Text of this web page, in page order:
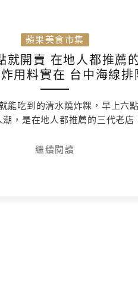
蘋果美食市集
就開賣 在地人都推薦
用料實在 台中海線排
能吃到的清水燒炸粿，早上六
潮，是在地人都推薦的三代老店
繼續閱讀